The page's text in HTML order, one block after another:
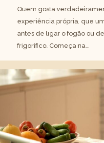
Quem gosta
experiência própria, que
antes de ligar o fogão ou
frigorífico. Começa na…